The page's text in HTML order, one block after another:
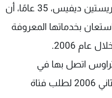
المرافقات له. حيث أعلنت كريستين ديفيس، 35 عامًا، أن
بخدماتها المعروفة
عام 2006.
اتصل بها في
الأسبوع الثالث من كانون الثاني 2006 لطلب فتاة